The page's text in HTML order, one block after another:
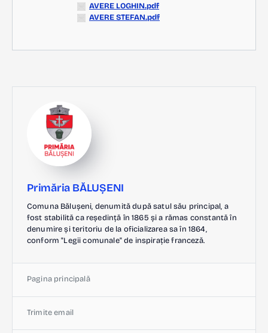
AVERE LOGHIN.pdf
AVERE STEFAN.pdf
Primăria BĂLUȘENI
Comuna Bălușeni, denumită după satul său principal, a
fost stabilită ca reședință în 1865 și a rămas constantă în
denumire și teritoriu de la oficializarea sa în 1864,
conform "Legii comunale" de inspirație franceză.
Pagina principală
Trimite email